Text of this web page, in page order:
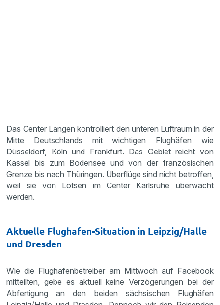
Das Center Langen kontrolliert den unteren Luftraum in der
Mitte Deutschlands mit wichtigen Flughäfen wie
Düsseldorf, Köln und Frankfurt. Das Gebiet reicht von
Kassel bis zum Bodensee und von der französischen
Grenze bis nach Thüringen. Überflüge sind nicht betroffen,
weil sie von Lotsen im Center Karlsruhe überwacht
werden.
Aktuelle Flughafen-Situation in Leipzig/Halle
und Dresden
Wie die Flughafenbetreiber am Mittwoch auf Facebook
mitteilten, gebe es aktuell keine Verzögerungen bei der
Abfertigung an den beiden sächsischen Flughäfen